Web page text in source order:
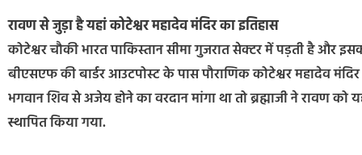
रावण से जुड़ा है यहां कोटेश्वर महादेव मंदिर का इतिहास
कोटेश्वर चौकी भारत पाकिस्तान सीमा गुजरात सेक्टर में पड़ती है और
बीएसएफ की बार्डर आउटपोस्ट के पास पौराणिक कोटेश्वर महादेव
भगवान शिव से अजेय होने का वरदान मांगा था तो ब्रह्माजी ने रावण
स्थापित किया गया.